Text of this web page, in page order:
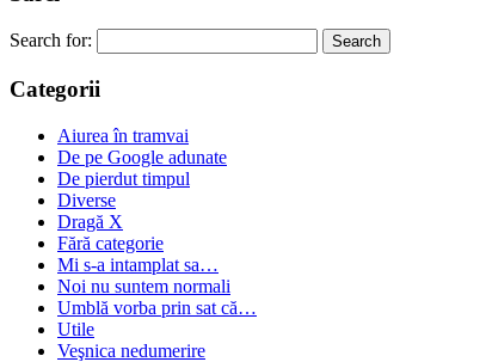
Search for:
Categorii
Aiurea în tramvai
De pe Google adunate
De pierdut timpul
Diverse
Dragă X
Fără categorie
Mi s-a intamplat sa…
Noi nu suntem normali
Umblă vorba prin sat că…
Utile
Veşnica nedumerire